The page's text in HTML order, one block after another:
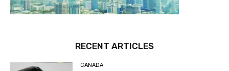
RECENT ARTICLES
CANADA